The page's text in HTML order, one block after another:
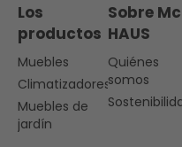
Los
productos
Muebles
Climatizadores
Muebles de
jardín
Sobre Mc
HAUS
Quiénes
somos